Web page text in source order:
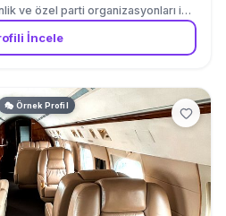
ve özel parti organizasyonları için
parti teknesi kiralama. Boğaz
turu, düğün teknesi ve parti yatı
İncele
🎭 Örnek Profil